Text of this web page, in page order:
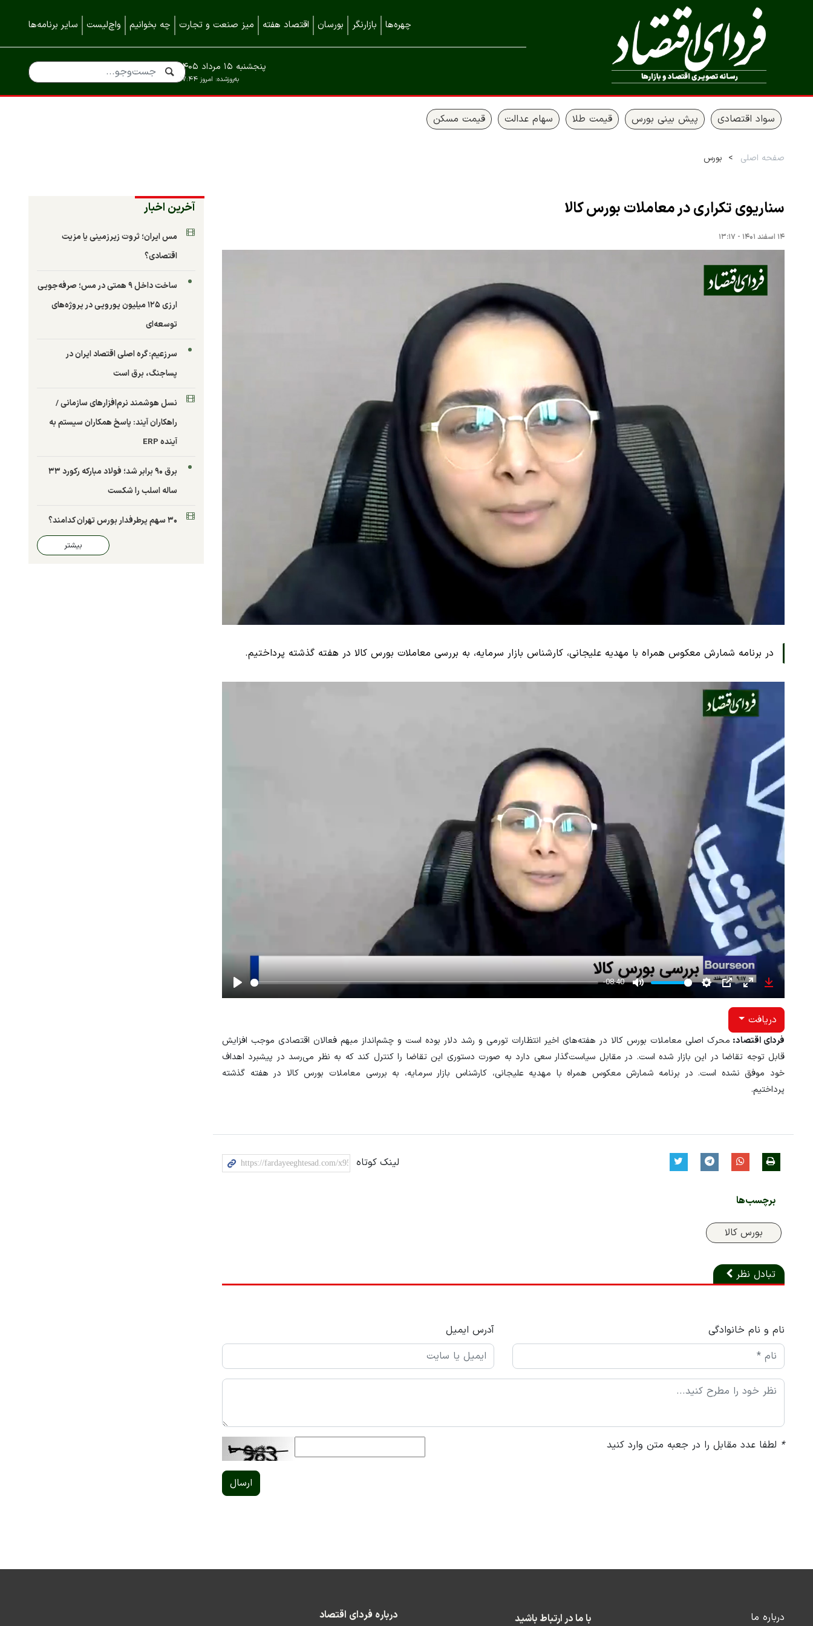
چهره‌ها بازارنگر بورسان اقتصاد هفته میز صنعت و تجارت چه بخوانیم واچ‌لیست سایر برنامه‌ها
به‌روزشده: امروز ۱۷:۴۴
پنجشنبه ۱۵ مرداد ۱۴۰۵
سواد اقتصادی پیش بینی بورس قیمت طلا سهام عدالت قیمت مسکن
صفحه اصلی بورس
سناریوی تکراری در معاملات بورس کالا
۱۴ اسفند ۱۴۰۱ - ۱۳:۱۷
در برنامه شمارش معکوس همراه با مهدیه علیجانی، کارشناس بازار سرمایه، به بررسی معاملات بورس کالا در هفته گذشته پرداختیم.
-08:40
Settings
PIP
fullscreen
دریافت
فردای اقتصاد: محرک اصلی معاملات بورس کالا در هفته‌های اخیر انتظارات تورمی و رشد دلار بوده است و چشم‌انداز مبهم فعالان اقتصادی موجب افزایش
قابل توجه تقاضا در این بازار شده است. در مقابل سیاست‌گذار سعی دارد به صورت دستوری این تقاضا را کنترل کند که به نظر می‌رسد در پیشبرد اهداف
خود موفق نشده است. در برنامه شمارش معکوس همراه با مهدیه علیجانی، کارشناس بازار سرمایه، به بررسی معاملات بورس کالا در هفته گذشته
پرداختیم.
لینک کوتاه
برچسب‌ها
بورس کالا
تبادل نظر
نام و نام خانوادگی آدرس ایمیل
* لطفا عدد مقابل را در جعبه متن وارد کنید
ارسال
آخرین اخبار
مس ایران؛ ثروت زیرزمینی یا مزیت
اقتصادی؟
ساخت داخل ۹ همتی در مس؛ صرفه‌جویی
ارزی ۱۲۵ میلیون یورویی در پروژه‌های
توسعه‌ای
سرزعیم: گره اصلی اقتصاد ایران در
پساجنگ، برق است
نسل هوشمند نرم‌افزارهای سازمانی /
راهکاران آیند: پاسخ همکاران سیستم به
آینده ERP
برق ۹۰ برابر شد؛ فولاد مبارکه رکورد ۳۳
ساله اسلب را شکست
۳۰ سهم پرطرفدار بورس تهران کدامند؟
بیشتر
درباره ما با ما در ارتباط باشید درباره فردای اقتصاد